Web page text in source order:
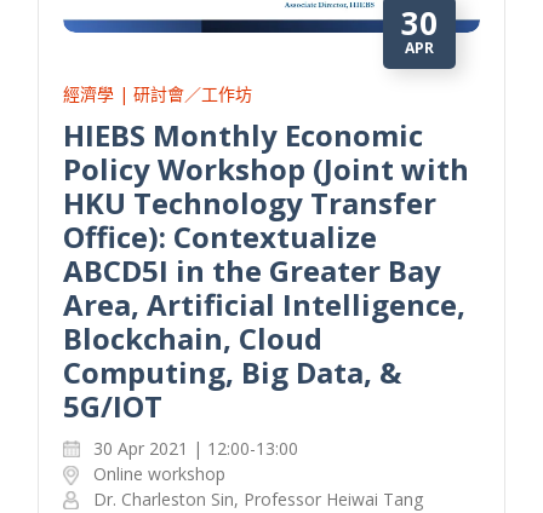
30
APR
經濟學 | 研討會／工作坊
HIEBS Monthly Economic
Policy Workshop (Joint with
HKU Technology Transfer
Office): Contextualize
ABCD5I in the Greater Bay
Area, Artificial Intelligence,
Blockchain, Cloud
Computing, Big Data, &
5G/IOT
30 Apr 2021 | 12:00-13:00
Online workshop
Dr. Charleston Sin, Professor Heiwai Tang